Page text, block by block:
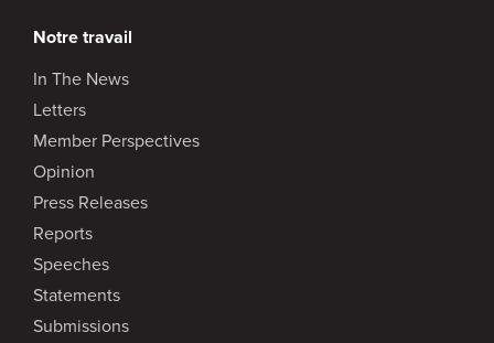
Notre travail
In The News
Letters
Member Perspectives
Opinion
Press Releases
Reports
Speeches
Statements
Submissions